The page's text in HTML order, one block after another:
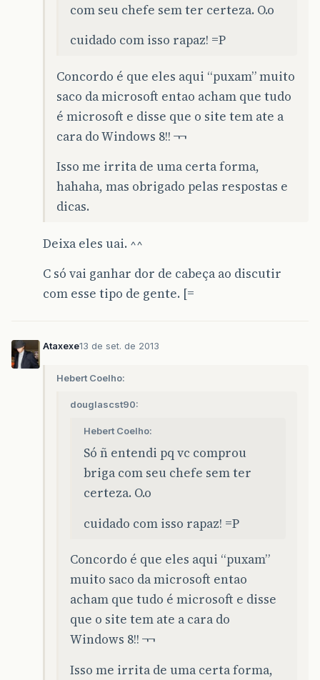
com seu chefe sem ter certeza. O.o
cuidado com isso rapaz! =P
Concordo é que eles aqui “puxam” muito
saco da microsoft entao acham que tudo
é microsoft e disse que o site tem ate a
cara do Windows 8!! ¬¬
Isso me irrita de uma certa forma,
hahaha, mas obrigado pelas respostas e
dicas.
Deixa eles uai. ^^
C só vai ganhar dor de cabeça ao discutir
com esse tipo de gente. [=
Ataxexe13 de set. de 2013
Hebert Coelho:
douglascst90:
Hebert Coelho:
Só ñ entendi pq vc comprou
briga com seu chefe sem ter
certeza. O.o
cuidado com isso rapaz! =P
Concordo é que eles aqui “puxam”
muito saco da microsoft entao
acham que tudo é microsoft e disse
que o site tem ate a cara do
Windows 8!! ¬¬
Isso me irrita de uma certa forma,